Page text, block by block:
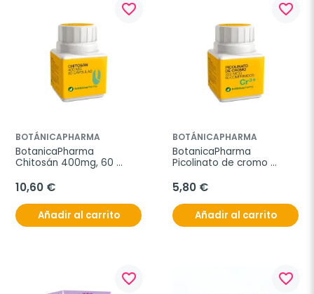
favorite_border
BOTÁNICAPHARMA
BotanicaPharma
Chitosán 400mg, 60
10,60 €
Añadir al carrito
favorite_border
BOTÁNICAPHARMA
BotanicaPharma
Picolinato de cromo
5,80 €
Añadir al carrito
favorite_border favorite_border